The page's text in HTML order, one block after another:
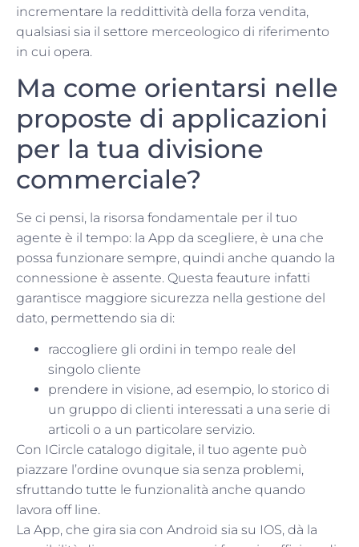
incrementare la reddittività della forza vendita,
qualsiasi sia il settore merceologico di riferimento
in cui opera.
Ma come orientarsi nelle
proposte di applicazioni
per la tua divisione
commerciale?
Se ci pensi, la risorsa fondamentale per il tuo
agente è il tempo: la App da scegliere, è una che
possa funzionare sempre, quindi anche quando la
connessione è assente. Questa feauture infatti
garantisce maggiore sicurezza nella gestione del
dato, permettendo sia di:
raccogliere gli ordini in tempo reale del
singolo cliente
prendere in visione, ad esempio, lo storico di
un gruppo di clienti interessati a una serie di
articoli o a un particolare servizio.
Con ICircle catalogo digitale, il tuo agente può
piazzare l’ordine ovunque sia senza problemi,
sfruttando tutte le funzionalità anche quando
lavora off line.
La App, che gira sia con Android sia su IOS, dà la